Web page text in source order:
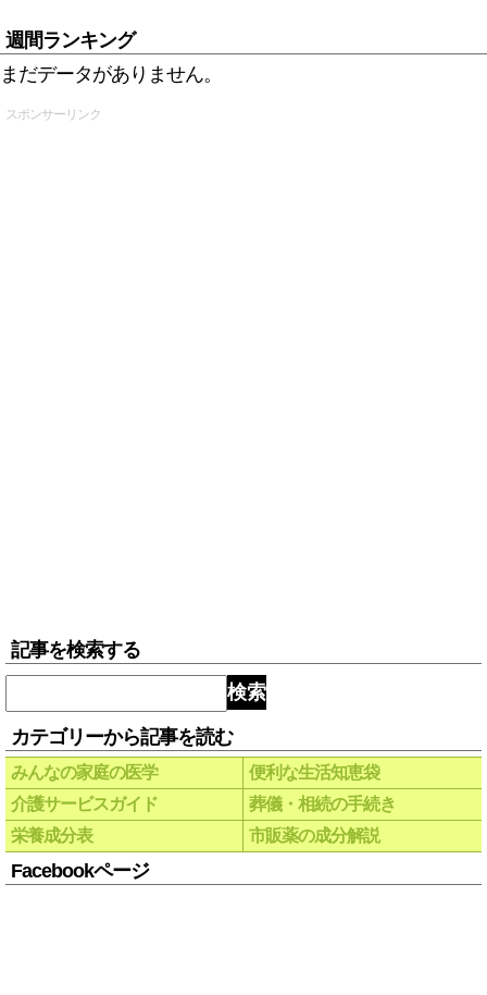
週間ランキング
まだデータがありません。
スポンサーリンク
記事を検索する
検索
カテゴリーから記事を読む
みんなの家庭の医学
便利な生活知恵袋
介護サービスガイド
葬儀・相続の手続き
栄養成分表
市販薬の成分解説
Facebookページ